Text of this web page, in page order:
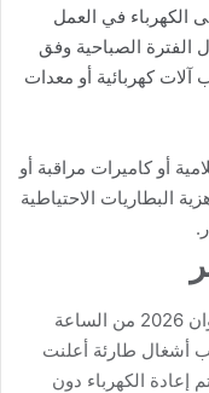
الكهرباء في العمل
الفترة الصباحية وفق
آلات كهربائية أو معدات
أو كاميرات مراقبة أو
البطاريات الاحتياطية
سيتم قطع التيار الكهربائي يوم الأحد 21 جوان 2026 من الساعة
أشغال طارئة أعلنت
إعادة الكهرباء دون